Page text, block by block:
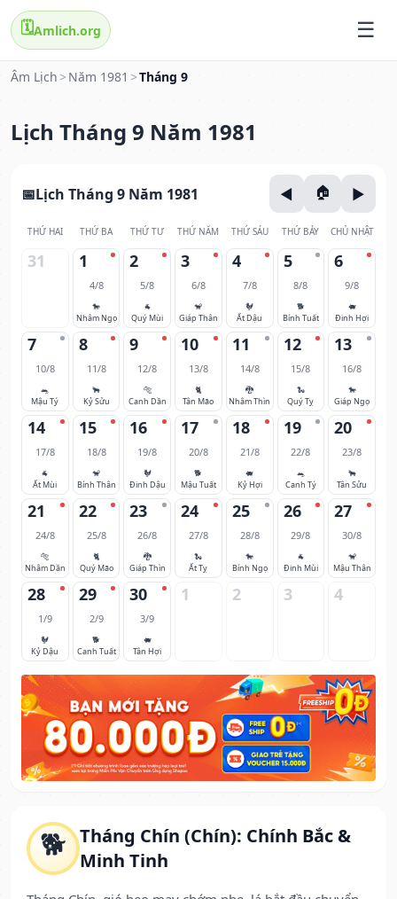
🗓️Amlich.org
Âm Lịch > Năm 1981 >Tháng 9
Lịch Tháng 9 Năm 1981
🐕 Tháng Chín (Chín): Chính Bắc &
Minh Tinh
Lịch Tháng 9 Năm 1981
THỨ HAI THỨ BA THỨ TƯ THỨ NĂM THỨ SÁU THỨ BẢY CHỦ NHẬT
31 1
4/8
🐎
Nhâm Ngọ
2
5/8
🐐
Quý Mùi
3
6/8
🐒
Giáp Thân
4
7/8
🐓
Ất Dậu
5
8/8
🐕
Bính Tuất
6
9/8
🐖
Đinh Hợi
7
10/8
🐀
Mậu Tý
8
11/8
🐂
Kỷ Sửu
9
12/8
🐅
Canh Dần
10
13/8
🐈
Tân Mão
11
14/8
🐉
Nhâm Thìn
12
15/8
🐍
Quý Tỵ
13
16/8
🐎
Giáp Ngọ
14
17/8
🐐
Ất Mùi
15
18/8
🐒
Bính Thân
16
19/8
🐓
Đinh Dậu
17
20/8
🐕
Mậu Tuất
18
21/8
🐖
Kỷ Hợi
19
22/8
🐀
Canh Tý
20
23/8
🐂
Tân Sửu
21
24/8
🐅
Nhâm Dần
22
25/8
🐈
Quý Mão
23
26/8
🐉
Giáp Thìn
24
27/8
🐍
Ất Tỵ
25
28/8
🐎
Bính Ngọ
26
29/8
🐐
Đinh Mùi
27
30/8
🐒
Mậu Thân
28
1/9
🐓
Kỷ Dậu
29
2/9
🐕
Canh Tuất
30
3/9
🐖
Tân Hợi
1 2 3 4